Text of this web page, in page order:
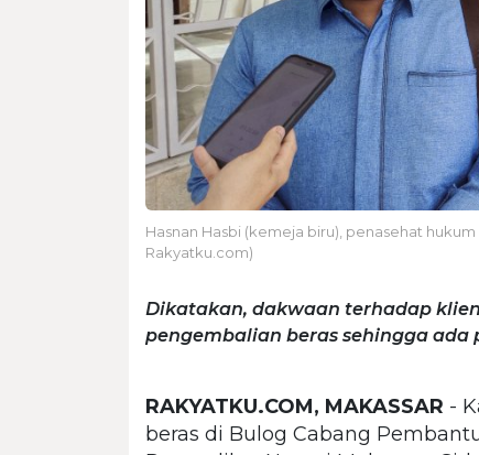
Hasnan Hasbi (kemeja biru), penasehat
Rakyatku.com)
Dikatakan, dakwaan terhadap
pengembalian beras sehingga
RAKYATKU.COM, MAKASSAR -
beras di Bulog Cabang